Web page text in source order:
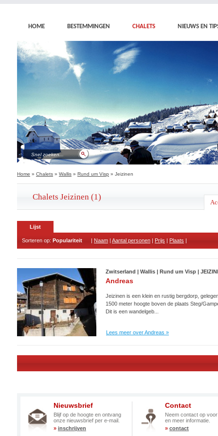
HOME BESTEMMINGEN CHALETS NIEUWS EN
Home » Chalets » Wallis » Rund um Visp » Jeizinen
Chalets Jeizinen (1)
Lijst
Sorteren op: Populariteit | Naam | Aantal personen | Prijs | Plaats |
Zwitserland | Wallis | Rund um Visp |
Andreas
Jeizinen is een klein en rustig bergdorp,
1500 meter hoogte boven de plaats Steg/
Dit is een wandelgeb...
Lees meer over Andreas »
Nieuwsbrief
Blijf op de hoogte en ontvang
onze nieuwsbrief per e-mail.
» inschrijven
Contact
Neem contact op
en meer informatie.
» contact